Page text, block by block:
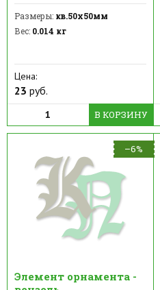
Размеры: кв.50х50мм
Вес: 0.014 кг
Цена:
23 руб.
В КОРЗИНУ
–6%
Элемент орнамента -